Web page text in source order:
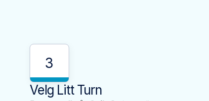
3
Velg Litt Turn